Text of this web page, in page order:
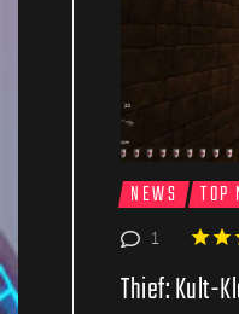
NEWS TOP
1
Thief: Kult-